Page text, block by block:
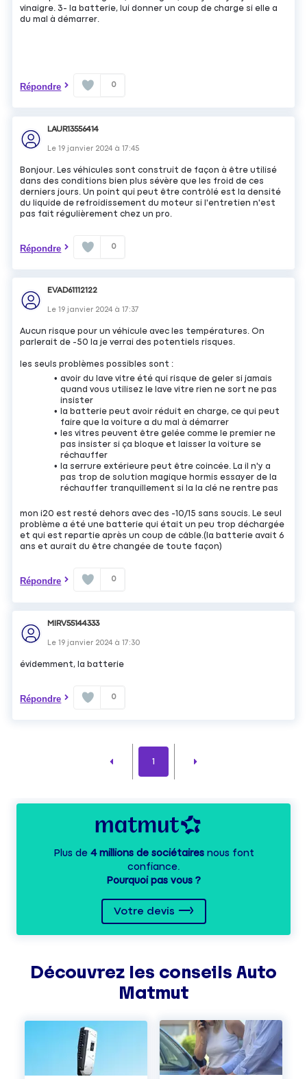
vinaigre. 3- la batterie, lui donner un coup de charge si elle a
du mal à démarrer.
Répondre 0
LAUR13556414
Le19 janvier 2024 à17:45
Bonjour. Les véhicules sont construit de façon à être utilisé
dans des conditions bien plus sévère que les froid de ces
derniers jours. Un point qui peut être contrôlé est la densité
du liquide de refroidissement du moteur si l'entretien n'est
pas fait régulièrement chez un pro.
Répondre 0
EVAD61112122
Le19 janvier 2024 à17:37
Aucun risque pour un véhicule avec les températures. On
parlerait de -50 la je verrai des potentiels risques.
les seuls problèmes possibles sont :
avoir du lave vitre été qui risque de geler si jamais
quand vous utilisez le lave vitre rien ne sort ne pas
insister
la batterie peut avoir réduit en charge, ce qui peut
faire que la voiture a du mal à démarrer
les vitres peuvent être gelée comme le premier ne
pas insister si ça bloque et laisser la voiture se
réchauffer
la serrure extérieure peut être coincée. La il n'y a
pas trop de solution magique hormis essayer de la
réchauffer tranquillement si la la clé ne rentre pas
mon i20 est resté dehors avec des -10/15 sans soucis. Le seul
problème a été une batterie qui était un peu trop déchargée
et qui est repartie après un coup de câble.(la batterie avait 6
ans et aurait du être changée de toute façon)
Répondre 0
MIRV55144333
Le19 janvier 2024 à17:30
évidemment, la batterie
Répondre 0
1
Plus de 4 millions de sociétairesnous font
confiance.
Pourquoi pas vous ?
Votre devis
Découvrez les conseils Auto
Matmut